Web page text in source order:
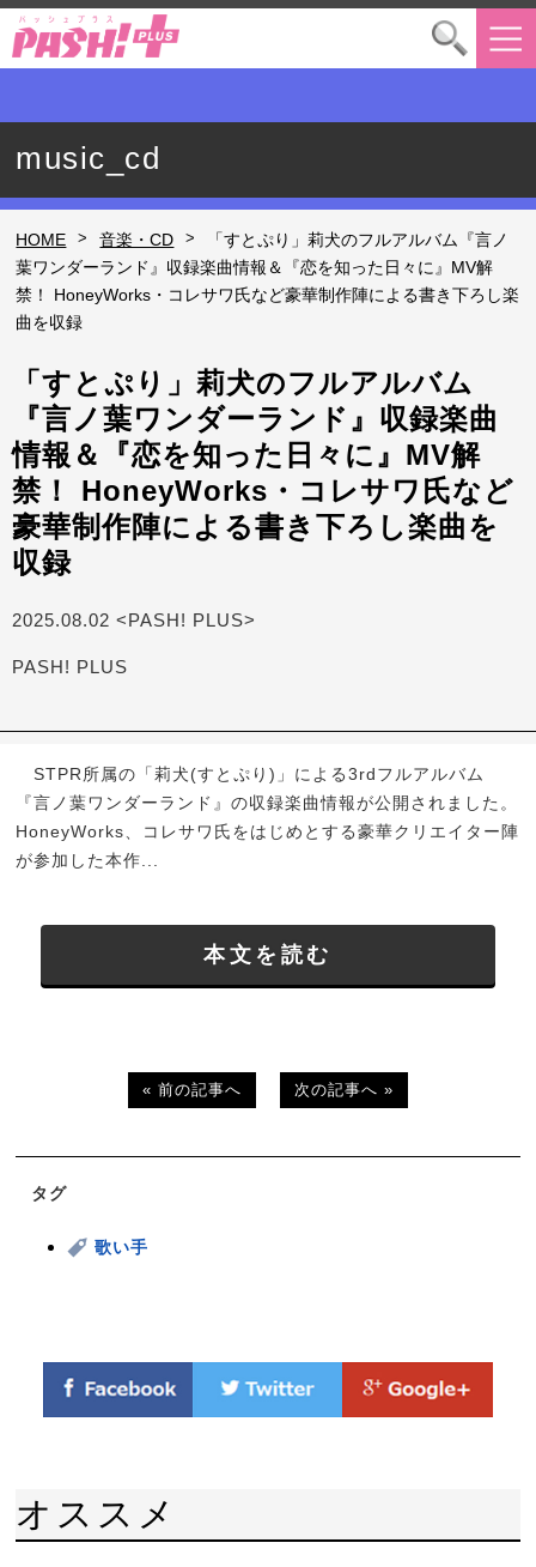
music_cd
HOME > 音楽・CD >
「すとぷり」莉犬のフルアルバム『言ノ
葉ワンダーランド』収録楽曲情報＆『恋を知った日々に』MV解
禁！ HoneyWorks・コレサワ氏など豪華制作陣による書き下ろし楽
曲を収録
「すとぷり」莉犬のフルアルバム
『言ノ葉ワンダーランド』収録楽曲
情報＆『恋を知った日々に』MV解
禁！ HoneyWorks・コレサワ氏など
豪華制作陣による書き下ろし楽曲を
収録
2025.08.02 <PASH! PLUS>
PASH! PLUS
STPR所属の「莉犬(すとぷり)」による3rdフルアルバム
『言ノ葉ワンダーランド』の収録楽曲情報が公開されました。
HoneyWorks、コレサワ氏をはじめとする豪華クリエイター陣
が参加した本作...
本文を読む
« 前の記事へ 次の記事へ »
タグ
歌い手
オススメ